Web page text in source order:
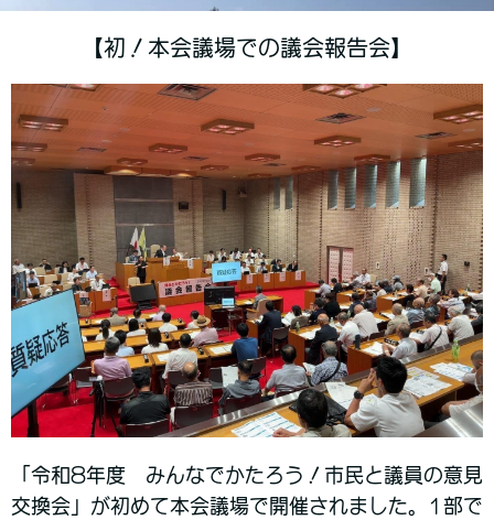
【初！本会議場での議会報告会】
「令和8年度 みんなでかたろう！市民と議員の意見
交換会」が初めて本会議場で開催されました。1部で